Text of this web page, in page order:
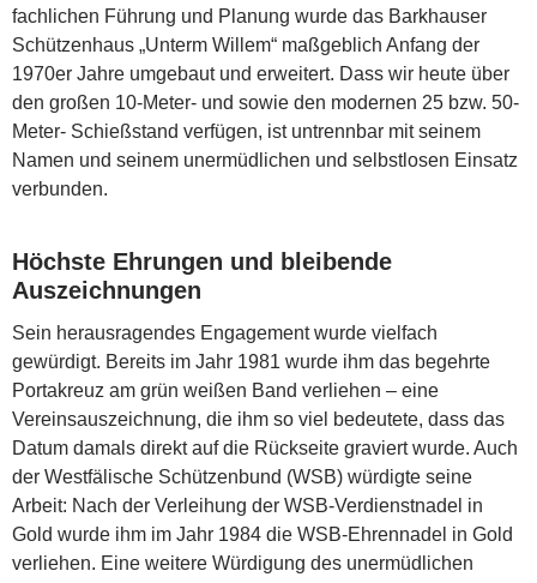
fachlichen Führung und Planung wurde das Barkhauser
Schützenhaus „Unterm Willem“ maßgeblich Anfang der
1970er Jahre umgebaut und erweitert. Dass wir heute über
den großen 10-Meter- und sowie den modernen 25 bzw. 50-
Meter- Schießstand verfügen, ist untrennbar mit seinem
Namen und seinem unermüdlichen und selbstlosen Einsatz
verbunden.
Höchste Ehrungen und bleibende
Auszeichnungen
Sein herausragendes Engagement wurde vielfach
gewürdigt. Bereits im Jahr 1981 wurde ihm das begehrte
Portakreuz am grün weißen Band verliehen – eine
Vereinsauszeichnung, die ihm so viel bedeutete, dass das
Datum damals direkt auf die Rückseite graviert wurde. Auch
der Westfälische Schützenbund (WSB) würdigte seine
Arbeit: Nach der Verleihung der WSB-Verdienstnadel in
Gold wurde ihm im Jahr 1984 die WSB-Ehrennadel in Gold
verliehen. Eine weitere Würdigung des unermüdlichen